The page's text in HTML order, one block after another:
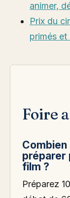
animer,
Prix du
primés et
Foire
préparer
film ?
Préparez